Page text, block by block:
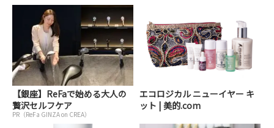
【銀座】ReFaで始める大人の
贅沢セルフケア
PR（ReFa GINZA on CREA）
エコロジカル ニューイヤー キ
ット | 美的.com